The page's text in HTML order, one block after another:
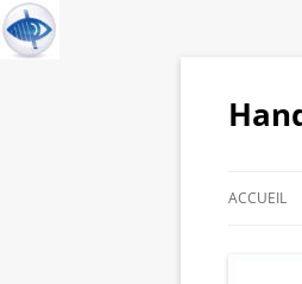
ACCUEIL